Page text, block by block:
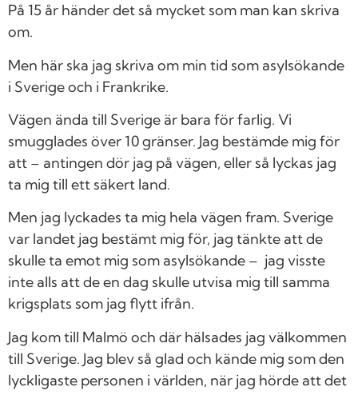
På 15 år händer det så mycket som man kan skriva
om.
Men här ska jag skriva om min tid som asylsökande
i Sverige och i Frankrike.
Vägen ända till Sverige är bara för farlig. Vi
smugglades över 10 gränser. Jag bestämde mig för
att – antingen dör jag på vägen, eller så lyckas jag
ta mig till ett säkert land.
Men jag lyckades ta mig hela vägen fram. Sverige
var landet jag bestämt mig för, jag tänkte att de
skulle ta emot mig som asylsökande – jag visste
inte alls att de en dag skulle utvisa mig till samma
krigsplats som jag flytt ifrån.
Jag kom till Malmö och där hälsades jag välkommen
till Sverige. Jag blev så glad och kände mig som den
lyckligaste personen i världen, när jag hörde att det